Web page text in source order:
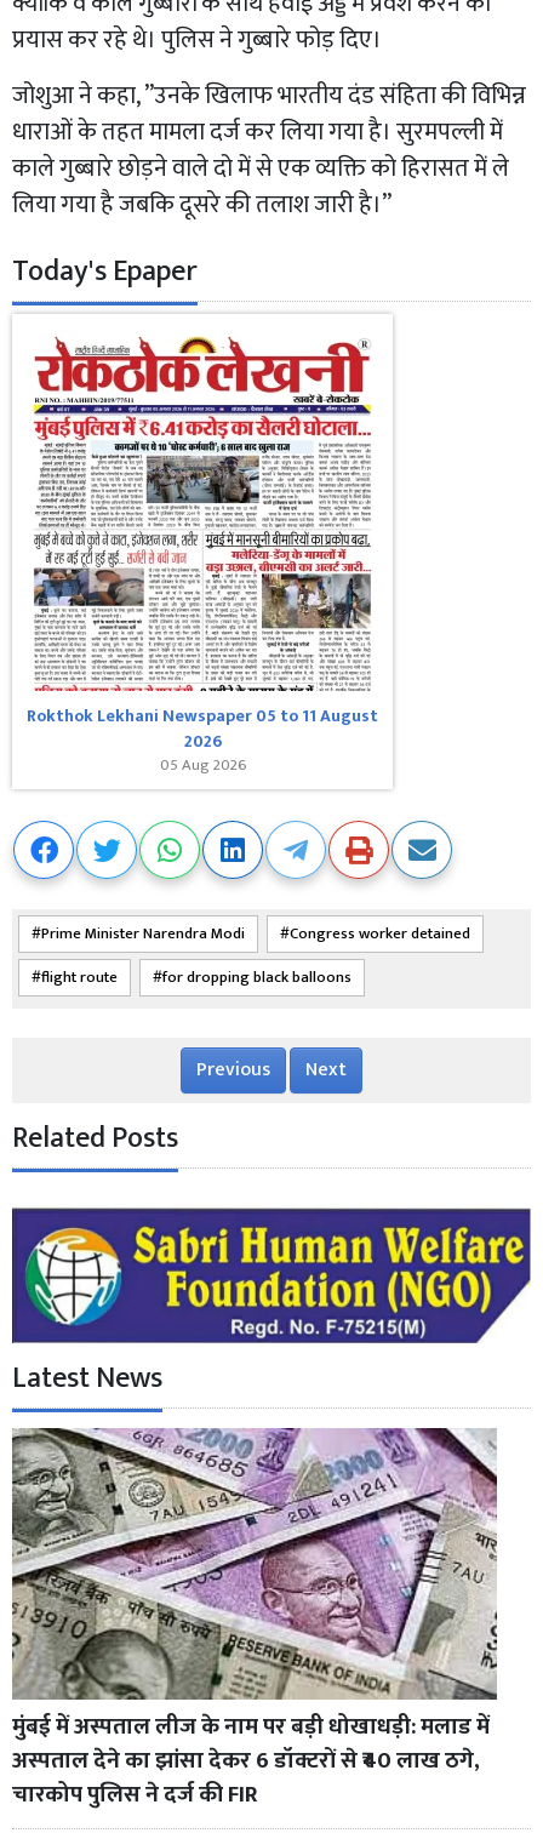
प्रयास कर रहे थे। पुलिस ने गुब्बारे फोड़ दिए।
जोशुआ ने कहा, ”उनके खिलाफ भारतीय दंड संहिता की विभिन्न
धाराओं के तहत मामला दर्ज कर लिया गया है। सुरमपल्ली में
काले गुब्बारे छोड़ने वाले दो में से एक व्यक्ति को हिरासत में ले
लिया गया है जबकि दूसरे की तलाश जारी है।”
Today's Epaper
Rokthok Lekhani Newspaper 05 to 11 August
2026
05 Aug 2026
Prime Minister Narendra Modi
Congress worker detained
flight route
for dropping black balloons
Previous Next
Related Posts
Latest News
मुंबई में अस्पताल लीज के नाम पर बड़ी धोखाधड़ी: मलाड में
अस्पताल देने का झांसा देकर 6 डॉक्टरों से ₹40 लाख ठगे,
चारकोप पुलिस ने दर्ज की FIR